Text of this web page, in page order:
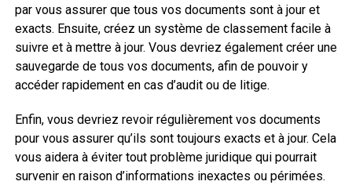
par vous assurer que tous vos documents sont à jour et
exacts. Ensuite, créez un système de classement facile à
suivre et à mettre à jour. Vous devriez également créer une
sauvegarde de tous vos documents, afin de pouvoir y
accéder rapidement en cas d’audit ou de litige.
Enfin, vous devriez revoir régulièrement vos documents
pour vous assurer qu’ils sont toujours exacts et à jour. Cela
vous aidera à éviter tout problème juridique qui pourrait
survenir en raison d’informations inexactes ou périmées.